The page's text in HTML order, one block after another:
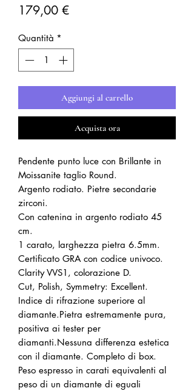
179,00 €Prezzo
Quantità *
Aggiungi al carrello
Acquista ora
Pendente punto luce con Brillante in
Moissanite taglio Round.
Argento rodiato. Pietre secondarie
zirconi.
Con catenina in argento rodiato 45
cm.
1 carato, larghezza pietra 6.5mm.
Certificato GRA con codice univoco.
Clarity VVS1, colorazione D.
Cut, Polish, Symmetry: Excellent.
Indice di rifrazione superiore al
diamante.Pietra estremamente pura,
positiva ai tester per
diamanti.Nessuna differenza estetica
con il diamante. Completo di box.
Peso espresso in carati equivalenti al
peso di un diamante di eguali